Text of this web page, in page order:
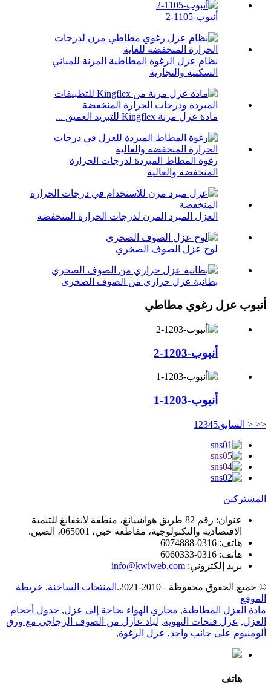
أنبوب-1105-2
نظام عزل الرغوة المطاطية المرنة للمباني
السكنية والتجارية
مادة عزل مرنة Kingflex للتبريد العميق ...
رغوة المطاط المبردة لدرجات الحرارة
المنخفضة والعالية
العزل المبرد المرن لدرجات الحرارة المنخفضة
لوح عزل الصوف الصخري
بطانية عزل حراري من الصوف الصخري
أنبوب عزل رغوي مطاطي
أنبوب-1203-2
أنبوب-1203-1
<< < السابق 1 2345
المشتركين
عنوان:
رقم 82 طريق هواشيانغ، منطقة لانغفانغ للتنمية
الاقتصادية والتكنولوجية، مقاطعة خبي، 065001، الصين.
هاتف: 0316-6074888
هاتف: 0316-6060333
بريد إلكتروني: info@kwiweb.com
© جميع الحقوق محفوظة - 2010-2021. المنتجات الساخنة, خريطة
الموقع
مادة العزل المطاطية, مجاري الهواء بحاجة إلى عزل, جدول أحجام
العزل, عزل فتحات التهوية, لباد عازل من الصوف الزجاجي مع ورق
ألومنيوم على جانب واحد, عزل الرغوة,
هاتف